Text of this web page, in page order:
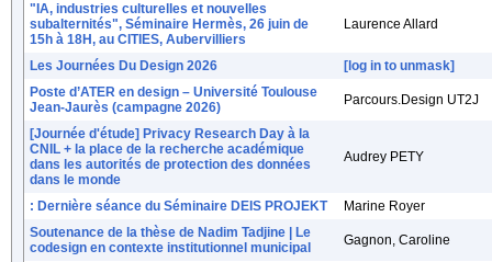
"IA, industries culturelles et nouvelles
subalternités", Séminaire Hermès, 26 juin de
15h à 18H, au CITIES, Aubervilliers
Laurence Allard
Les Journées Du Design 2026
[log in to unmask]
Poste d’ATER en design – Université Toulouse
Jean-Jaurès (campagne 2026)
Parcours.Design UT2J
[Journée d'étude] Privacy Research Day à la
CNIL + la place de la recherche académique
dans les autorités de protection des données
dans le monde
Audrey PETY
: Dernière séance du Séminaire DEIS PROJEKT
Marine Royer
Soutenance de la thèse de Nadim Tadjine | Le
codesign en contexte institutionnel municipal
Gagnon, Caroline